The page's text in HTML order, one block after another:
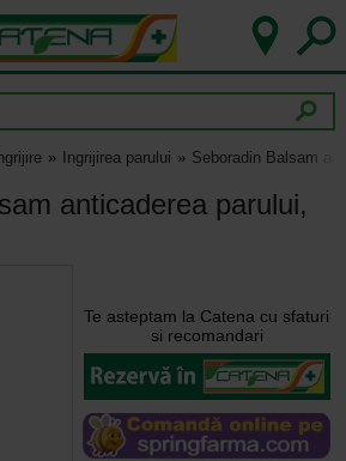
Ingrijirea parului Seboradin Balsam
anticaderea parului,
Te asteptam la Catena cu sfaturi
si recomandari